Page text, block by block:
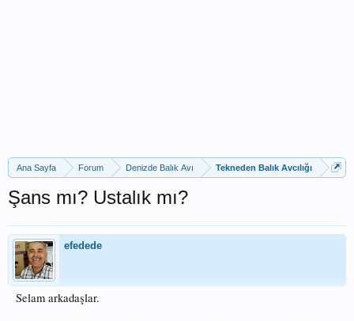
Ana Sayfa Forum Denizde Balık Avı Tekneden Balık Avcılığı
Şans mı? Ustalık mı?
efedede
Selam arkadaşlar.